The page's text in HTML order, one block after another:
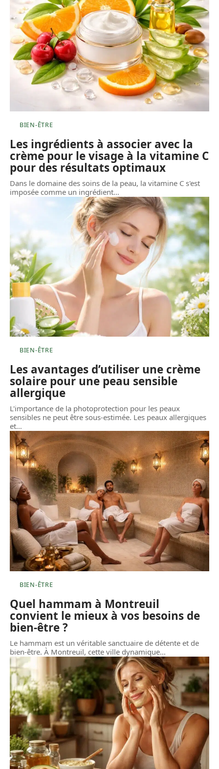
BIEN-ÊTRE
Les ingrédients à associer avec la
crème pour le visage à la vitamine C
pour des résultats optimaux
Dans le domaine des soins de la peau, la vitamine C s'est
imposée comme un ingrédient…
BIEN-ÊTRE
Les avantages d’utiliser une crème
solaire pour une peau sensible
allergique
L'importance de la photoprotection pour les peaux
sensibles ne peut être sous-estimée. Les peaux allergiques
et…
BIEN-ÊTRE
Quel hammam à Montreuil
convient le mieux à vos besoins de
bien-être ?
Le hammam est un véritable sanctuaire de détente et de
bien-être. À Montreuil, cette ville dynamique…